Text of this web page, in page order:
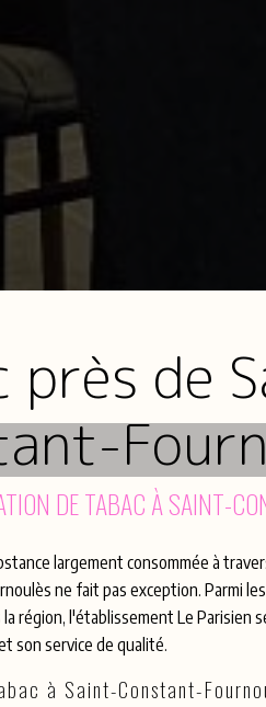
près de
DE TABAC À SAINT-
largement consommée à
ne fait pas exception. Parmi
région, l'établissement Le Parisien
son service de qualité.
à Saint-Constant-